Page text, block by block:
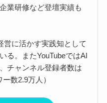
業研修など登壇実績も
営に活かす実践知として
る。またYouTubeではAI
チャンネル登録者数は
数2.9万人）